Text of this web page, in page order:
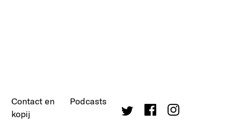
Contact en
kopij
Podcasts